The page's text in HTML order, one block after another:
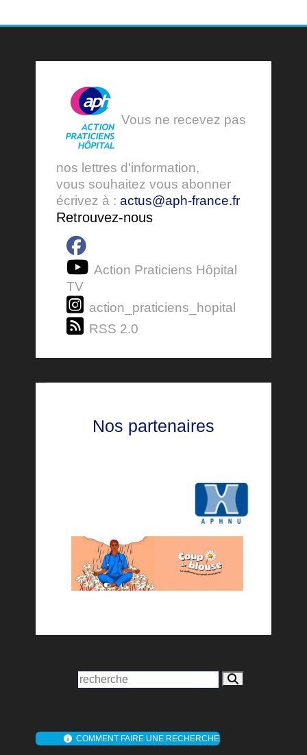
Vous ne recevez pas
nos lettres d'information,
vous souhaitez vous abonner
écrivez à : actus@aph-france.fr
Retrouvez-nous
Action Praticiens Hôpital
TV
action_praticiens_hopital
RSS 2.0
Nos partenaires
COMMENT FAIRE UNE RECHERCHE